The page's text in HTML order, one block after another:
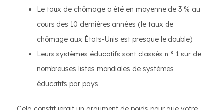
Le taux de chômage a été en moyenne de 3 % au
cours des 10 dernières années (le taux de
chômage aux États-Unis est presque le double)
Leurs systèmes éducatifs sont classés n ° 1 sur de
nombreuses listes mondiales de systèmes
éducatifs par pays